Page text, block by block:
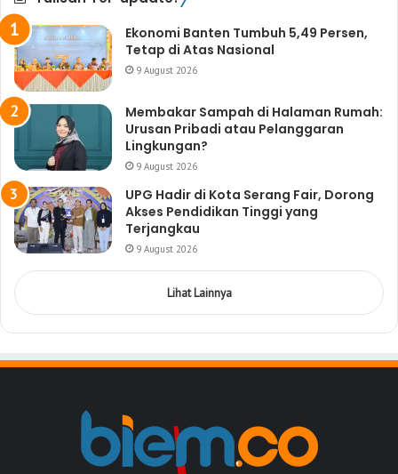
Ekonomi Banten Tumbuh 5,49 Persen,
Tetap di Atas Nasional
9 August 2026
Membakar Sampah di Halaman Rumah:
Urusan Pribadi atau Pelanggaran
Lingkungan?
9 August 2026
UPG Hadir di Kota Serang Fair, Dorong
Akses Pendidikan Tinggi yang
Terjangkau
9 August 2026
Lihat Lainnya